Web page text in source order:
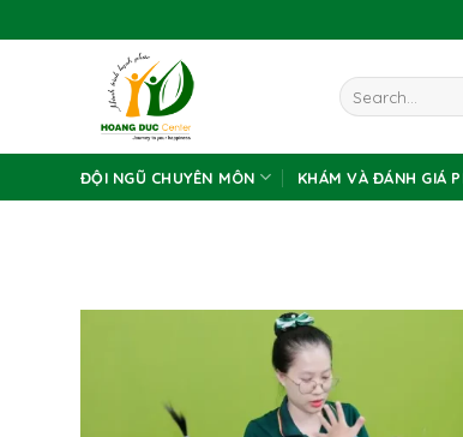
to
ĐỘI NGŨ CHUYÊN MÔN KHÁM VÀ ĐÁNH GIÁ